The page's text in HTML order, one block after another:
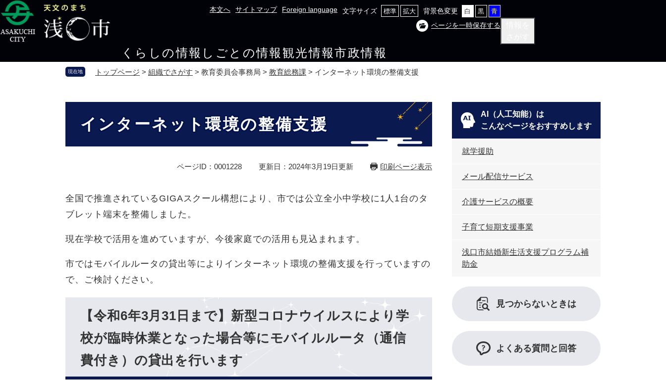
ペ
ー
ジ
メ
ニ
ュ
本文へ サイトマップ Foreign language 文字サイズ 標準 拡大 背景色変更 白 黒 青
ページを一時保存する
くらしの情報 しごとの情報観光情報市政情報
現在地 トップページ > 組織でさがす > 教育委員会事務局 > 教育総務課 > インターネット環境の整備支援
インターネット環境の整備支援
ページID：0001228 更新日：2024年3月19日更新 印刷ページ表示
全国で推進されているGIGAスクール構想により、市では公立全小中学校に1人1台のタ
ブレット端末を整備しました。
現在学校で活用を進めていますが、今後家庭での活用も見込まれます。
市ではモバイルルータの貸出等によりインターネット環境の整備支援を行っていますの
で、ご検討ください。
【令和6年3月31日まで】新型コロナウイルスにより学
校が臨時休業となった場合等にモバイルルータ（通信
費付き）の貸出を行います
AI（人工知能）は
こんなページをおすすめします
就学援助
メール配信サービス
介護サービスの概要
子育て短期支援事業
浅口市結婚新生活支援プログラム補
助金
見つからないときは
よくある質問と回答